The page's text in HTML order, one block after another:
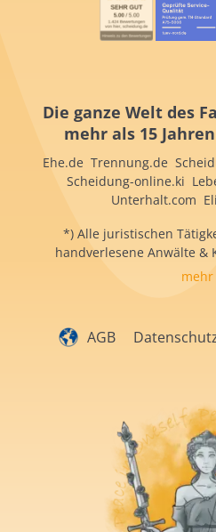
Die ganze Welt des
mehr als 15
Ehe.de Trennung.de
Scheidung-online.ki
Unterhalt.com
*) Alle juristischen
handverlesene Anwälte &
mehr
AGB